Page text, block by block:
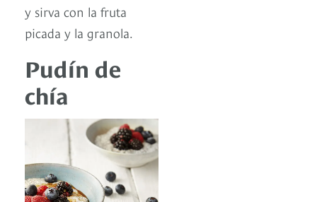
y sirva con la fruta
picada y la granola.
Pudín de
chía